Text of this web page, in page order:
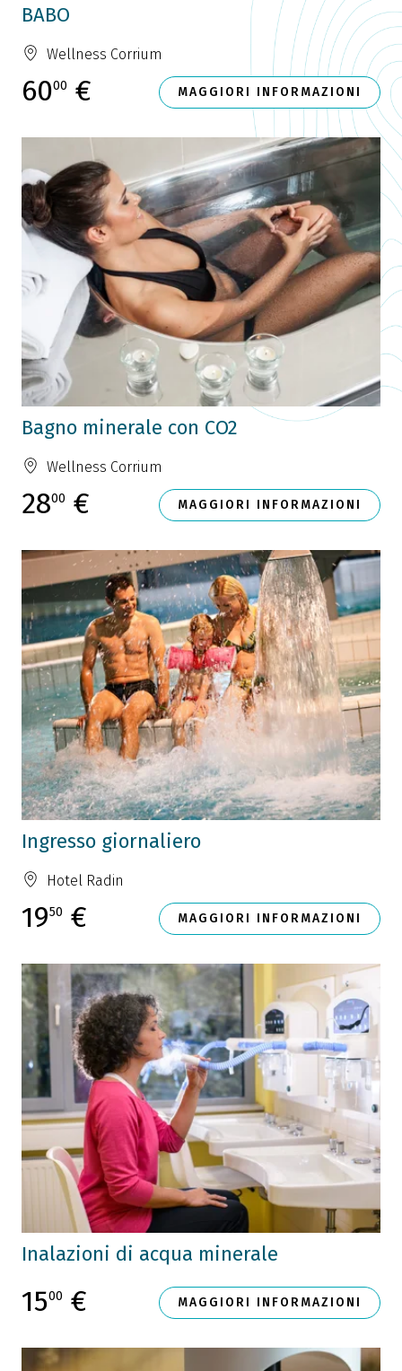
BABO
Wellness Corrium
6000 € MAGGIORI INFORMAZIONI
Bagno minerale con CO2
Wellness Corrium
2800 € MAGGIORI INFORMAZIONI
Ingresso giornaliero
Hotel Radin
1950 € MAGGIORI INFORMAZIONI
Inalazioni di acqua minerale
1500 € MAGGIORI INFORMAZIONI